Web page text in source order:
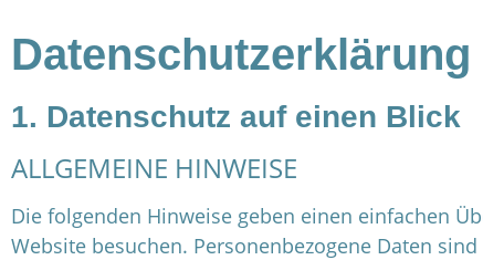
Datenschutz­erklärung
1. Datenschutz auf einen Blick
ALLGEMEINE HINWEISE
Die folgenden Hinweise geben einen einfachen
Website besuchen. Personenbezogene Daten